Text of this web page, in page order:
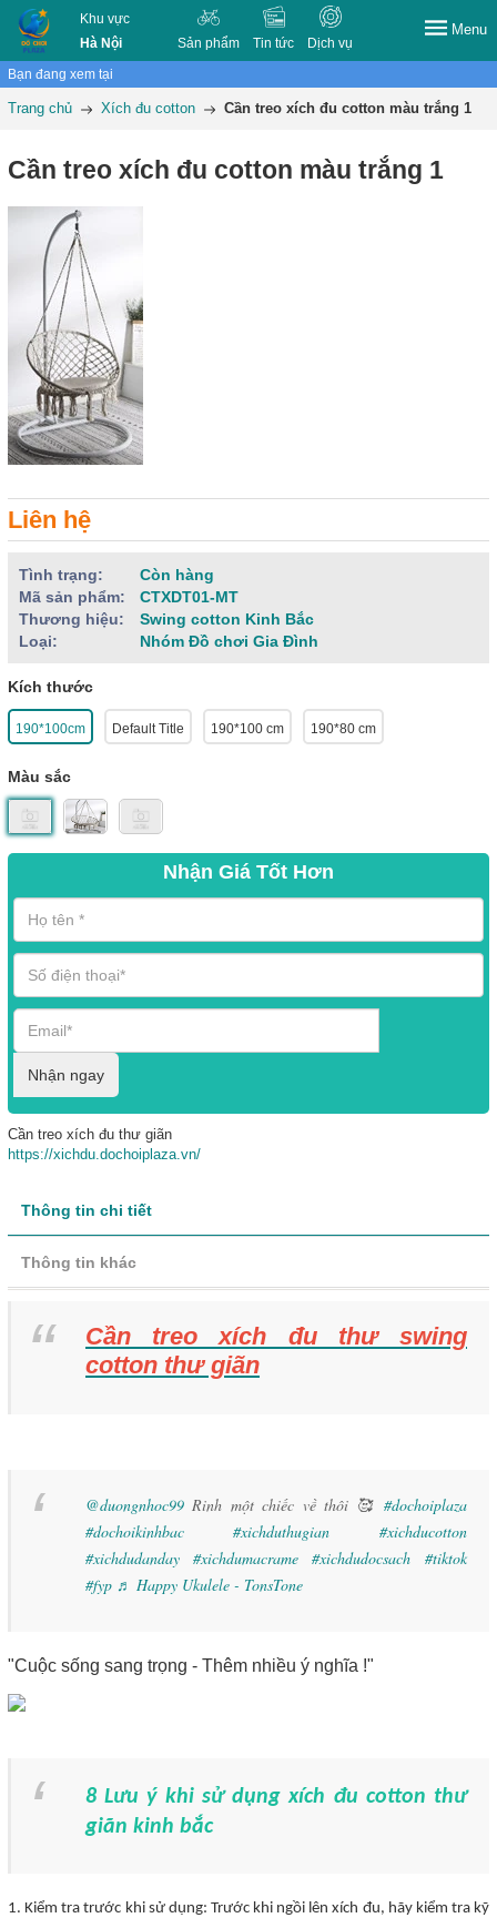
Khu vực
Hà Nội
Sản phẩm Tin tức Dịch vụ
Menu
Bạn đang xem tại
Trang chủ Xích đu cotton Cần treo xích đu cotton màu trắng 1
Cần treo xích đu cotton màu trắng 1
Liên hệ
Tình trạng:
Còn hàng
Mã sản phẩm:
CTXDT01-MT
Thương hiệu:
Swing cotton Kinh Bắc
Loại:
Nhóm Đồ chơi Gia Đình
Kích thước
190*100cm Default Title 190*100 cm 190*80 cm
Màu sắc
Nhận Giá Tốt Hơn
Nhận ngay
Cần treo xích đu thư giãn
https://xichdu.dochoiplaza.vn/
Thông tin chi tiết
Thông tin khác
Cần treo xích đu thư swing
cotton thư giãn
@duongnhoc99 Rinh một chiếc về thôi 🥰 #dochoiplaza
#dochoikinhbac
#xichduthugian
#xichducotton
#xichdudanday
#xichdumacrame #xichdudocsach
#tiktok
#fyp ♬ Happy Ukulele - TonsTone
"Cuộc sống sang trọng - Thêm nhiều ý nghĩa !"
8 Lưu ý khi sử dụng xích đu cotton thư
giãn kinh bắc
1. Kiểm tra trước khi sử dụng: Trước khi ngồi lên xích đu, hãy kiểm tra kỹ